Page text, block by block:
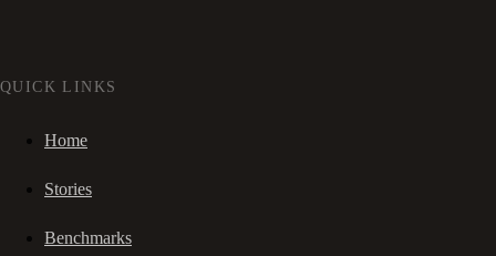
QUICK LINKS
Home
Stories
Benchmarks